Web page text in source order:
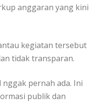
anggaran yang kini
kegiatan tersebut
tidak transparan.
nggak pernah ada. Ini
publik dan